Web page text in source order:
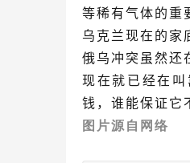
等稀有气体的重
乌克兰现在的家
俄乌冲突虽然还
现在就已经在
钱，谁能保证它
图片源自网络